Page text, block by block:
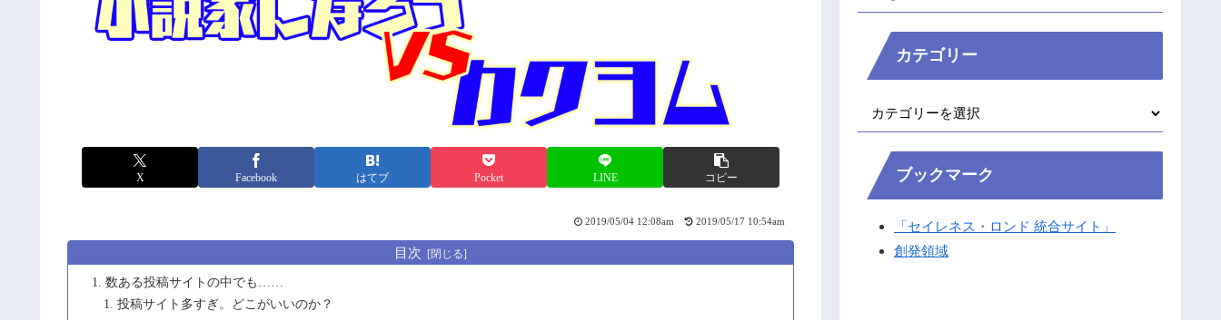
X Facebook はてブ Pocket LINE コピー
2019/05/04 12:08am 2019/05/17 10:54am
目次
数ある投稿サイトの中でも……
投稿サイト多すぎ。どこがいいのか？
カテゴリー
ブックマーク
「セイレネス・ロンド 統合サイト」
創発領域